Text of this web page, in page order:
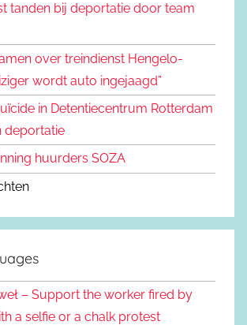
tanden bij deportatie door team
over treindienst Hengelo-
wordt auto ingejaagd”
in Detentiecentrum Rotterdam
deportatie
huurders SOZA
– Support the worker fired by
a selfie or a chalk protest